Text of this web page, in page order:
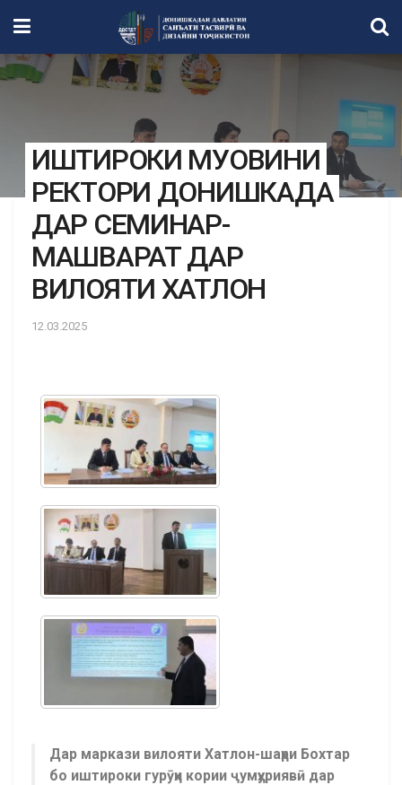
ИШТИРОКИ МУОВИНИ
РЕКТОРИ ДОНИШКАДА
ДАР СЕМИНАР-
МАШВАРАТ ДАР
ВИЛОЯТИ ХАТЛОН
12.03.2025
Дар маркази вилояти Хатлон-шаҳри Бохтар
бо иштироки гурӯҳи кории ҷумҳуриявӣ дар